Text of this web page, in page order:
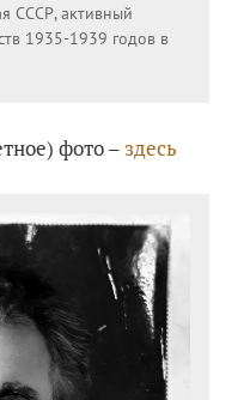
СССР, активный
1935-1939 годов в
фото – здесь